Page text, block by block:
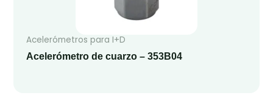
Acelerómetros para I+D
Acelerómetro de cuarzo – 353B04